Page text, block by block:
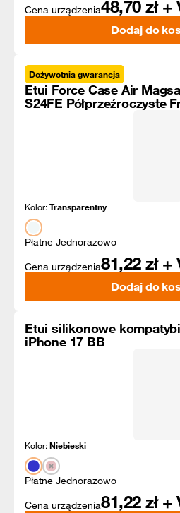
Cena urządzenia48,70 zł +
Dodaj do
Dożywotnia gwarancja
Etui Force Case Air
S24FE Półprzeźroczyste
Kolor:Transparentny
Płatne Jednorazowo
Cena urządzenia81,22 zł +
Dodaj do
Etui silikonowe
iPhone 17 BB
Kolor:Niebieski
Płatne Jednorazowo
Cena urządzenia81,22 zł +